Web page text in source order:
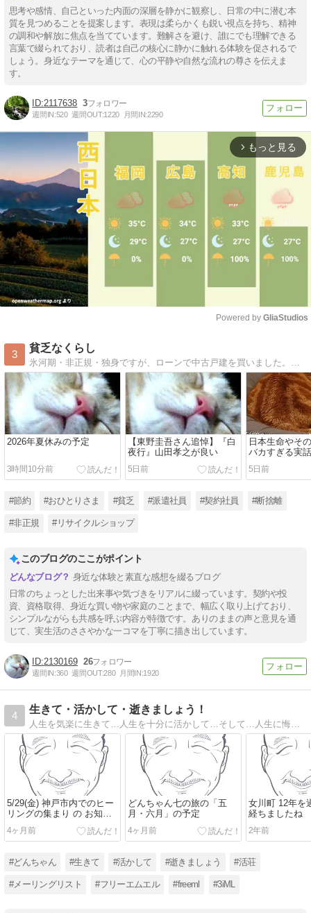
思考や感情、自己といった内面の深層を静かに観察し、日常の中に潜む本
質を見つめることを提案します。表現は柔らかくも鋭い視点を持ち、精神
の調和や解放に焦点を当てています。難解さを避け、誰にでも理解できる
言葉で綴られており、読者は自己の核心に静かに触れる体験を促されるで
しょう。身近なテーマを通じて、心の平静や自然な流れの尊さを伝えま
す。
2117638 3
週間IN:520 週間OUT:1220 月間IN:2290
arrow_forward_ios もっと見る
Powered by GliaStudios
3
貧乏なくらし
氷河期・非正規・独身ですが、ローンで中古戸建を買いました。節約と工夫が信条で、にゃんこと暮らしてます。よろしくね。
2026年夏休みの予定
3時間10分前
【東野圭吾さん追悼】『白
夜行』山田孝之が良い
5日前
日本生命やそ
バカすぎる実
お伝えしたい
5日前
#節約 #おひとりさま #貧乏 #派遣社員 #契約社員 #断捨離
#非正規 #リサイクルショップ
このブログのここがポイント
身近な体験と素直な感想を綴るブログ
日常のちょっとした出来事や気づきをリアルに綴っています。契約や投
資、資格取得、身近な買い物や家庭のことまで、幅広く取り上げており、
シンプルながらも共感を呼ぶ内容が特徴です。ありのままの声と意見を通
じて、実生活のささやかな一コマを丁寧に描き出しています。
2130169 26
週間IN:360 週間OUT:280 月間IN:1920
4
生きて・活かして・逝きましょう！
人生を気楽に生きて…人生を十分に活かして…そして…人生に悔いを残すことなく、安らかな心で逝く
5/29(金) 神戸市内でのヒー
リングの集まり の お知ら
4ヶ月前
どんちゃん七の旅の「五
月・六月」の予定
4ヶ月前
女川町 12年を
経ちましたね
2年前
#どんちゃん #生きて #活かして #逝きましょう #活荘
#メーリングリスト #フリーエムエル #freeml #3iML